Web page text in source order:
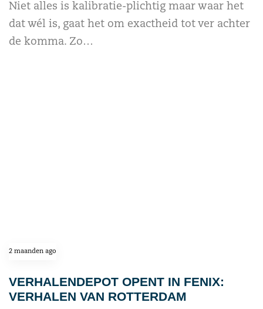
Niet alles is kalibratie-plichtig maar waar het
dat wél is, gaat het om exactheid tot ver achter
de komma. Zo…
2 maanden ago
VERHALENDEPOT OPENT IN FENIX:
VERHALEN VAN ROTTERDAM